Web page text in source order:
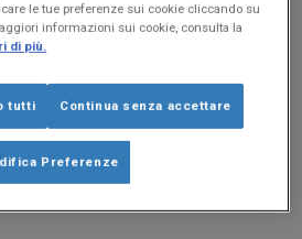
le tue preferenze sui cookie cliccando su
informazioni sui cookie, consulta la
di più.
tutti Continua senza accettare
Preferenze